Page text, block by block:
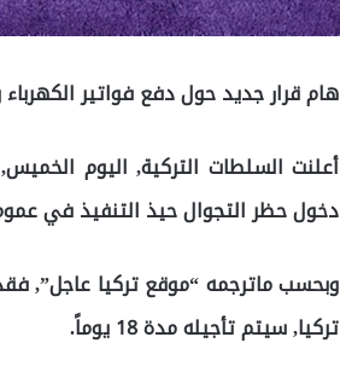
هام قرار جديد حول دفع فواتير
أعلنت السلطات التركية, اليوم
دخول حظر التجوال حيذ التنفيذ في
وبحسب ماترجمه “موقع تركيا عاجل”,
تركيا, سيتم تأجيله مدة 18 يوماً.